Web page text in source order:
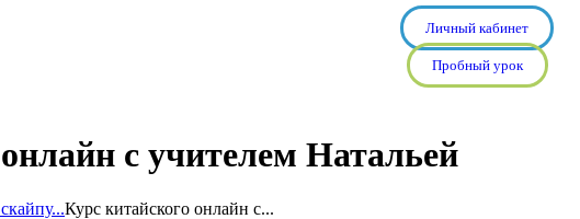
Личный кабинет
Пробный урок
с учителем Натальей
Курс китайского онлайн с...